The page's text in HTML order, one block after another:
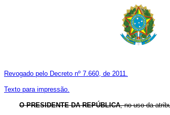
Revogado pelo Decreto nº 7.660, de 2011.
Texto para impressão.
O PRESIDENTE DA REPÚBLICA, no uso da